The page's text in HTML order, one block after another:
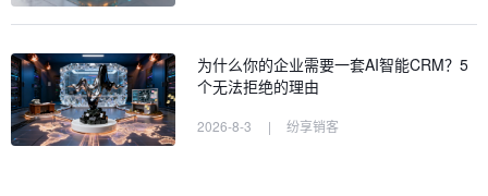
为什么你的企业需要一套AI智能CRM？5
个无法拒绝的理由
2026-8-3 | 纷享销客